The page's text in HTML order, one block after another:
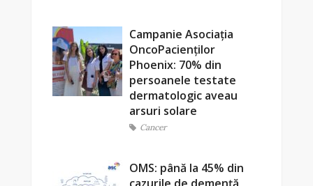
Campanie Asociația
OncoPacienților
Phoenix: 70% din
persoanele testate
dermatologic aveau
arsuri solare
Cancer
OMS: până la 45% din